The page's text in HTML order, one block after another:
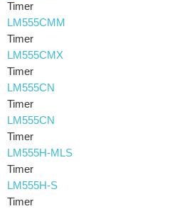
Timer
LM555CMM
Timer
LM555CMX
Timer
LM555CN
Timer
LM555CN
Timer
LM555H-MLS
Timer
LM555H-S
Timer